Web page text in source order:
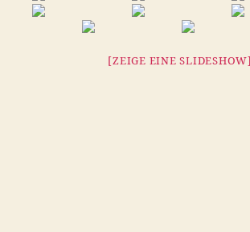
[ZEIGE EINE SLIDESHOW]